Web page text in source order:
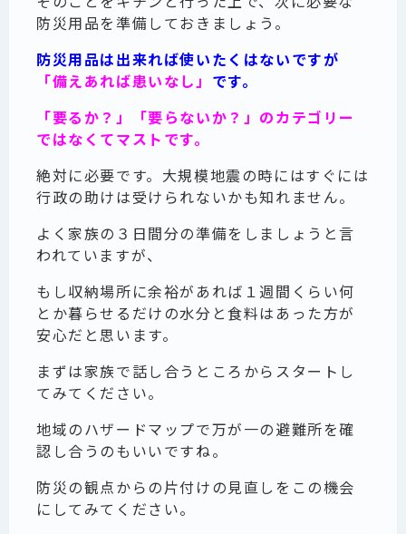
防災用品を準備しておきましょう。
防災用品は出来れば使いたくはないですが
「備えあれば患いなし」 です。
「要るか？」「要らないか？」のカテゴリー
ではなくてマストです。
絶対に必要です。大規模地震の時にはすぐには
行政の助けは受けられないかも知れません。
よく家族の３日間分の準備をしましょうと言
われていますが、
もし収納場所に余裕があれば１週間くらい何
とか暮らせるだけの水分と食料はあった方が
安心だと思います。
まずは家族で話し合うところからスタートし
てみてください。
地域のハザードマップで万が一の避難所を確
認し合うのもいいですね。
防災の観点からの片付けの見直しをこの機会
にしてみてください。